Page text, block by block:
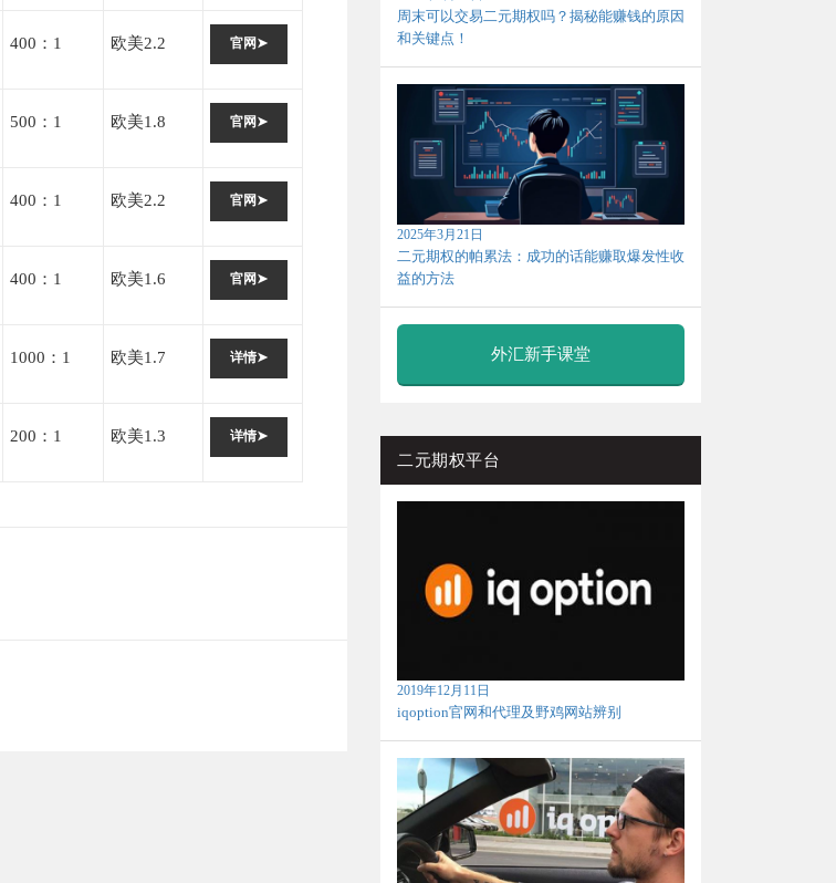
400：1 欧美2.2 官网➤
500：1 欧美1.8 官网➤
400：1 欧美2.2 官网➤
400：1 欧美1.6 官网➤
1000：1 欧美1.7 详情➤
200：1 欧美1.3 详情➤
周末可以交易二元期权吗？揭秘能赚钱的原因
和关键点！
2025年3月21日
二元期权的帕累法：成功的话能赚取爆发性收
益的方法
外汇新手课堂
二元期权平台
2019年12月11日
iqoption官网和代理及野鸡网站辨别